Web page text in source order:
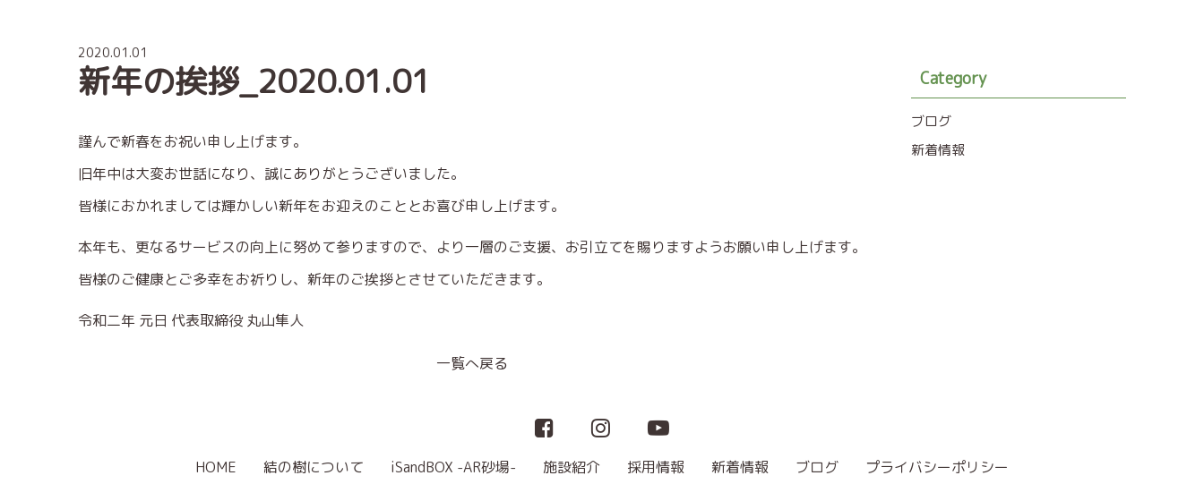
2020.01.01
新年の挨拶_2020.01.01
謹んで新春をお祝い申し上げます。
旧年中は大変お世話になり、誠にありがとうございました。
皆様におかれましては輝かしい新年をお迎えのこととお喜び申し上げます。
本年も、更なるサービスの向上に努めて参りますので、より一層のご支援、お引立てを賜りますようお願い申し上げます。
皆様のご健康とご多幸をお祈りし、新年のご挨拶とさせていただきます。
令和二年 元日 代表取締役 丸山隼人
一覧へ戻る
Category
ブログ
新着情報
HOME 結の樹について iSandBOX -AR砂場- 施設紹介 採用情報 新着情報 ブログ プライバシーポリシー